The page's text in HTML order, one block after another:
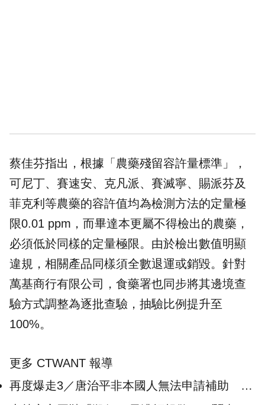
蔡佳芬指出，根據「農藥殘留容許量標準」，
可尼丁、賽速安、克凡派、賽滅寧、賜派芬及
菲克利等農藥的容許值均為檢測方法的定量極
限0.01 ppm，而畢達本更屬不得檢出的農藥，
必須低於同樣的定量極限。由於檢出數值明顯
違規，相關產品同樣須全數退運或銷毀。針對
萬基商行有限公司，食藥署也同步將其邊境查
驗方式調整為逐批查驗，抽驗比例提升至
100%。
更多 CTWANT 報導
再度爆走3／唐治平非本國人無法申請補助 揭
心酸困境